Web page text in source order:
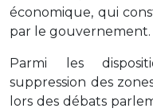
économique, qui
par le gouvernement.
Parmi les
suppression des
lors des débats